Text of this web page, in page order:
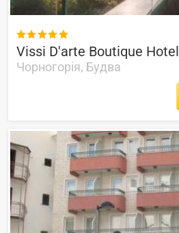

Vissi D'arte Boutique Hotel
Чорногорія, Будва